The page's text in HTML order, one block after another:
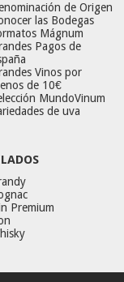
de Origen
las Bodegas
Mágnum
Pagos de
Vinos por
de 10€
MundoVinum
de uva
Premium